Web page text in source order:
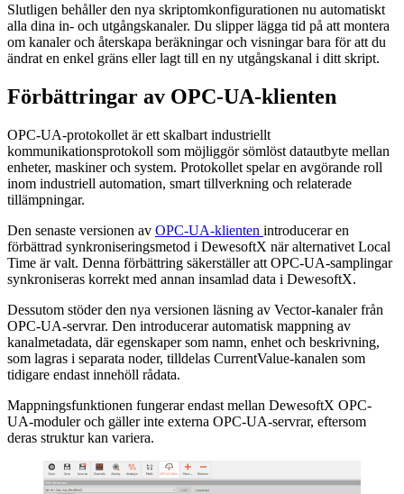
Slutligen behåller den nya skriptomkonfigurationen nu automatiskt
alla dina in- och utgångskanaler. Du slipper lägga tid på att montera
om kanaler och återskapa beräkningar och visningar bara för att du
ändrat en enkel gräns eller lagt till en ny utgångskanal i ditt skript.
Förbättringar av OPC-UA-klienten
OPC-UA-protokollet är ett skalbart industriellt
kommunikationsprotokoll som möjliggör sömlöst datautbyte mellan
enheter, maskiner och system. Protokollet spelar en avgörande roll
inom industriell automation, smart tillverkning och relaterade
tillämpningar.
Den senaste versionen av OPC-UA-klienten introducerar en
förbättrad synkroniseringsmetod i DewesoftX när alternativet Local
Time är valt. Denna förbättring säkerställer att OPC-UA-samplingar
synkroniseras korrekt med annan insamlad data i DewesoftX.
Dessutom stöder den nya versionen läsning av Vector-kanaler från
OPC-UA-servrar. Den introducerar automatisk mappning av
kanalmetadata, där egenskaper som namn, enhet och beskrivning,
som lagras i separata noder, tilldelas CurrentValue-kanalen som
tidigare endast innehöll rådata.
Mappningsfunktionen fungerar endast mellan DewesoftX OPC-
UA-moduler och gäller inte externa OPC-UA-servrar, eftersom
deras struktur kan variera.